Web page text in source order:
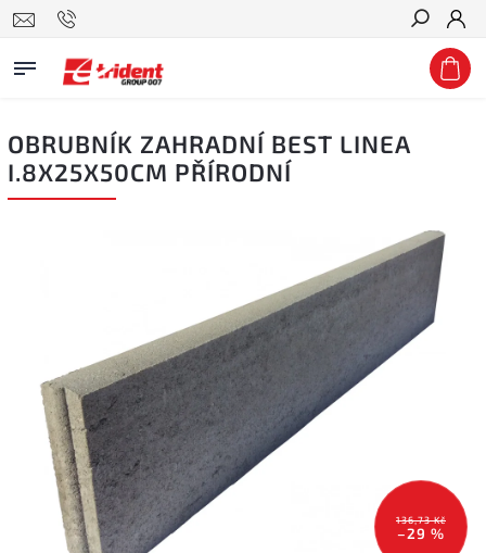
Hledat
OBRUBNÍK ZAHRADNÍ BEST LINEA
I.8X25X50CM PŘÍRODNÍ
136,73 Kč
–29 %